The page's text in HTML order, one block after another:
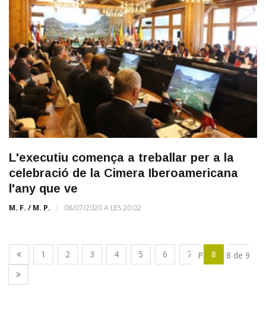
L'executiu comença a treballar per a la
celebració de la Cimera Iberoamericana
l'any que ve
M. F. / M. P. 08/07/2020 A LES 20:02
1 2 3 4 5 6 7 8 9
Pàgina 8 de 9